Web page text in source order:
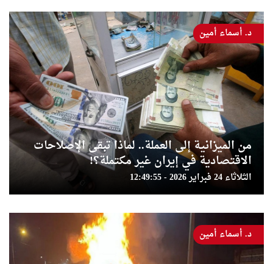
من الميزانية إلى العملة.. لماذا تبقى الإصلاحات
الاقتصادية في إيران غير مكتملة؟!
الثلاثاء 24 فبراير 2026 - 12:49:55
د. أسماء أمين
د. أسماء أمين